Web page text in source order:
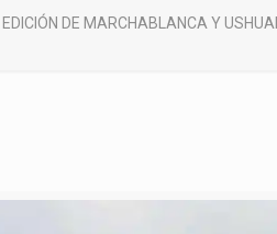
DE MARCHABLANCA Y